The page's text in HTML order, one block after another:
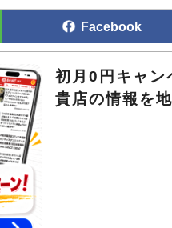
Facebook
初月0円キャン
貴店の情報を